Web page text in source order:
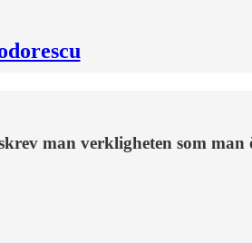
man verkligheten som